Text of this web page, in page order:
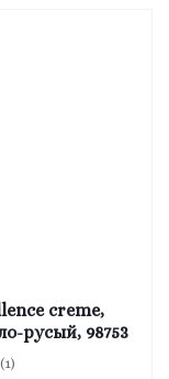
creme,
русый, 98753